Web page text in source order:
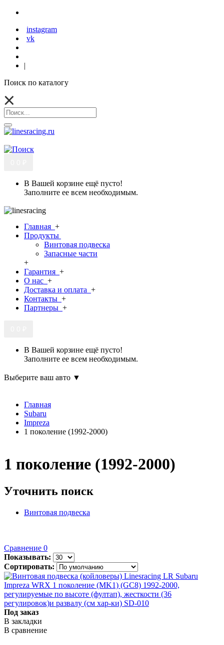
instagram
vk
|
Поиск по каталогу
В Вашей корзине ещё пусто!
Заполните ее всем необходимым.
Главная +
Продукты
Винтовая подвеска
Запасные части
+
Гарантия +
О нас +
Доставка и оплата +
Контакты +
Партнеры +
В Вашей корзине ещё пусто!
Заполните ее всем необходимым.
Выберите ваш авто ▼
Главная
Subaru
Impreza
1 поколение (1992-2000)
1 поколение (1992-2000)
Уточнить поиск
Винтовая подвеска
Сравнение 0
Показывать:
Сортировать:
Под заказ
В закладки
В сравнение